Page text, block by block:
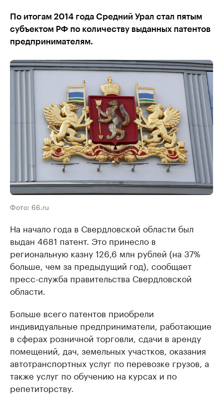
По итогам 2014 года Средний Урал стал пятым
субъектом РФ по количеству выданных патентов
предпринимателям.
Фото: 66.ru
На начало года в Свердловской области был
выдан 4681 патент. Это принесло в
региональную казну 126,6 млн рублей (на 37%
больше, чем за предыдущий год), сообщает
пресс-служба правительства Свердловской
области.
Больше всего патентов приобрели
индивидуальные предприниматели, работающие
в сферах розничной торговли, сдачи в аренду
помещений, дач, земельных участков, оказания
автотранспортных услуг по перевозке грузов, а
также услуг по обучению на курсах и по
репетиторству.